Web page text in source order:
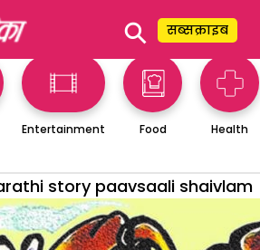
⚲ सब्सक्राइब
Entertainment Food Health
story paavsaali shaivlam